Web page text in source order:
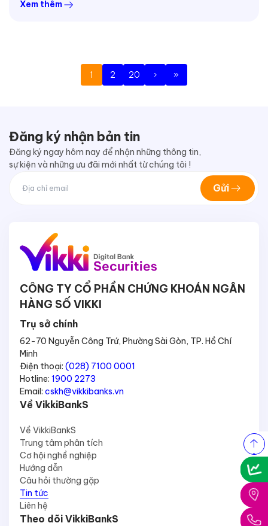
Xem thêm
1 2 20 › »
Đăng ký nhận bản tin
Đăng ký ngay hôm nay để nhận những thông tin,
sự kiện và những ưu đãi mới nhất từ chúng tôi !
Gửi
CÔNG TY CỔ PHẦN CHỨNG KHOÁN NGÂN
HÀNG SỐ VIKKI
Trụ sở chính
62-70 Nguyễn Công Trứ, Phường Sài Gòn, TP. Hồ Chí
Minh
Điện thoại: (028) 7100 0001
Hotline: 1900 2273
Email: cskh@vikkibanks.vn
Về VikkiBankS
Về VikkiBankS
Trung tâm phân tích
Cơ hội nghề nghiệp
Hướng dẫn
Câu hỏi thường gặp
Tin tức
Liên hệ
Theo dõi VikkiBankS